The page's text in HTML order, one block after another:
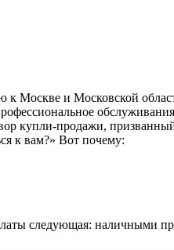
к Москве и Московской
купли-продажи, призванный
к вам?» Вот почему:
следующая: наличными